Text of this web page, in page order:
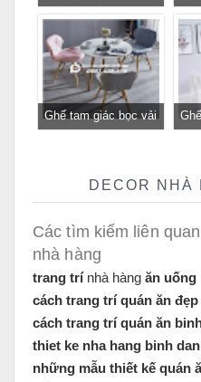
quán cafe, quán ăn
sân vườn, ban công,
sân thượng
tiếp
Ghế tam giác bọc vải
bố GLM12B-ghế tiếp
tại Tp.HCMDECOR NHÀ
Các tìm kiếm liên
nhà hàng
trang trínhà hàng ăn uống
cách trang trí quán ăn đẹp
cách trang trí quán ăn
thiet ke nha hang binh dan
những mẫu thiết kế quán